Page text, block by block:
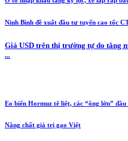
Ninh Bình đề xuất đầu tư tuyến cao tốc
Giá USD trên thị trường tự do tăng
...
Eo biển Hormuz tê liệt, các “ông lớn”
Nâng chất giá trị gạo Việt